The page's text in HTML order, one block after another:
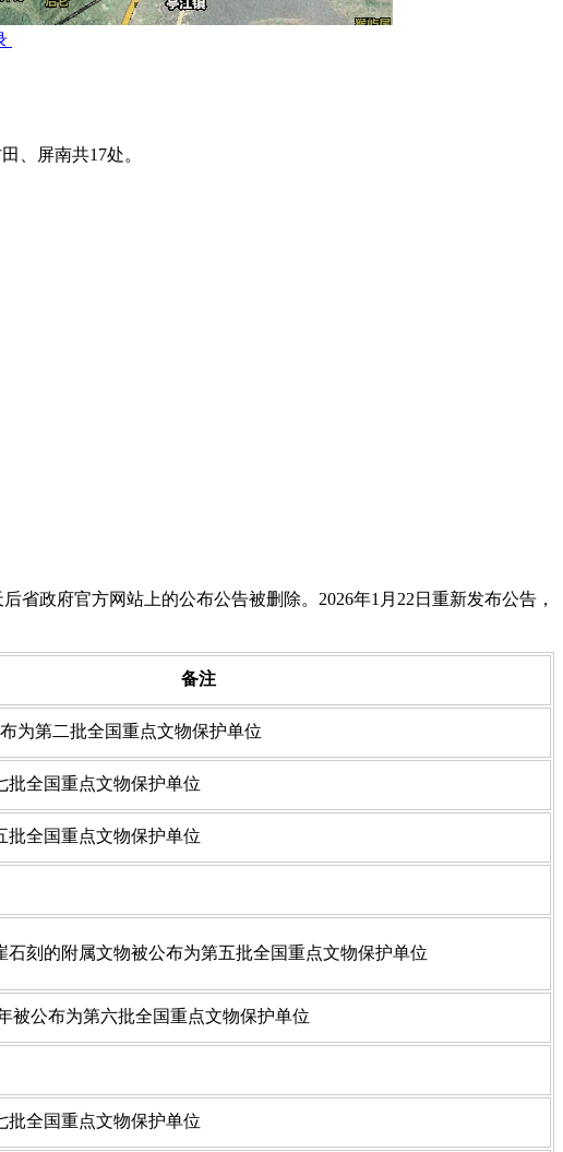
、屏南共17处。
省政府官方网站上的公布公告被删除。2026年1月22日重新发布公告，
备注
为第二批全国重点文物保护单位
批全国重点文物保护单位
批全国重点文物保护单位
石刻的附属文物被公布为第五批全国重点文物保护单位
被公布为第六批全国重点文物保护单位
批全国重点文物保护单位